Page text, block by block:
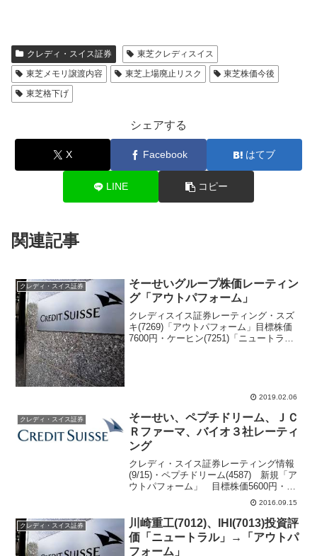
クレディ・スイス証券
東芝クレディスイス
東芝メモリ譲渡内容
東芝上場廃止リスク
東芝株価今後
東芝格下げ
シェアする
X Facebook はてブ
LINE コピー
関連記事
クレディ・スイス証券
そーせいグループ株価レーティン
グ「アウトパフォーム」
クレディスイス証券レーティング・スズ
キ(7269)「アウトパフォーム」目標株価
7600円・ケーヒン(7251)「ニュートラ
2019.02.06
クレディ・スイス証券
そーせい、ペプチドリーム、ＪＣ
Ｒファーマ、バイオ３社レーティ
ング
クレディ・スイス証券レーティング情報
(9/15)・ペプチドリーム(4587) 新規「ア
ウトパフォーム」 目標株価5600円・そ
ーせいグループ(4565) 新規「ニュート
ラル」 目標株価19700円・ＪＣＲファー
マ(4552) 新規「ニュート...
2016.09.15
クレディ・スイス証券
川崎重工(7012)、IHI(7013)投資評
価「ニュートラル」→「アウトパ
フォーム」